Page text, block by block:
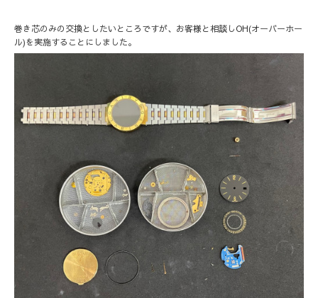
巻き芯のみの交換としたいところですが、お客様と相談しOH(オーバーホー
ル)を実施することにしました。